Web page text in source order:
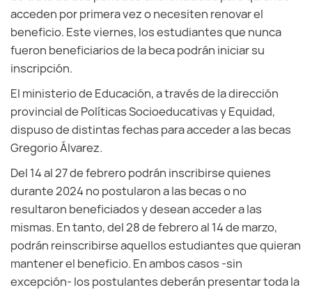
acceden por primera vez o necesiten renovar el
beneficio. Este viernes, los estudiantes que nunca
fueron beneficiarios de la beca podrán iniciar su
inscripción.
El ministerio de Educación, a través de la dirección
provincial de Políticas Socioeducativas y Equidad,
dispuso de distintas fechas para acceder a las becas
Gregorio Álvarez.
Del 14 al 27 de febrero podrán inscribirse quienes
durante 2024 no postularon a las becas o no
resultaron beneficiados y desean acceder a las
mismas. En tanto, del 28 de febrero al 14 de marzo,
podrán reinscribirse aquellos estudiantes que quieran
mantener el beneficio. En ambos casos -sin
excepción- los postulantes deberán presentar toda la